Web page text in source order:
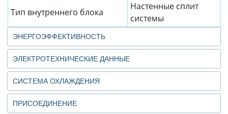
Тип внутреннего блока
Настенные сплит
системы
ЭНЕРГОЭФФЕКТИВНОСТЬ
ЭЛЕКТРОТЕХНИЧЕСКИЕ ДАННЫЕ
СИСТЕМА ОХЛАЖДЕНИЯ
ПРИСОЕДИНЕНИЕ